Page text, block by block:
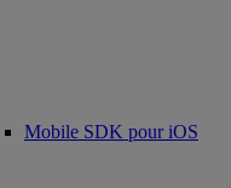
Mobile SDK pour iOS